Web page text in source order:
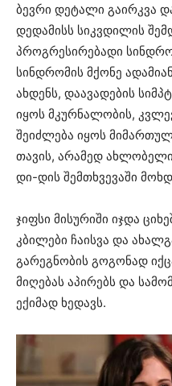
ბევრი დეტალი გაირკვა
დედამისს სიკვდილის
პროგრესირებადი
სინდრომის მქონე
ახდენს, დაავადების
იყოს მკურნალობის,
შეიძლება იყოს
თავის, არამედ
დი-დის შემთხვევაში
ჯიფსი მისურიში იჯდა
კბილები ჩაისვა და
გარეგნობის გოგონად
მიღებას აპირებს და
ექიმად ხედავს.